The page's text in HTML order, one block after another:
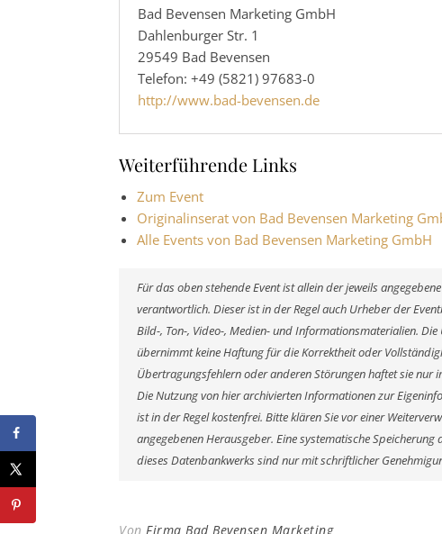
Bad Bevensen Marketing GmbH
Dahlenburger Str. 1
29549 Bad Bevensen
Telefon: +49 (5821) 97683-0
http://www.bad-bevensen.de
Weiterführende Links
Zum Event
Originalinserat von Bad Bevensen Marketing
Alle Events von Bad Bevensen Marketing GmbH
Für das oben stehende Event ist allein der jeweils
verantwortlich. Dieser ist in der Regel auch Urheber der
Bild-, Ton-, Video-, Medien- und Informationsmaterialien.
übernimmt keine Haftung für die Korrektheit oder
Übertragungsfehlern oder anderen Störungen haftet sie nur
Die Nutzung von hier archivierten Informationen zur
ist in der Regel kostenfrei. Bitte klären Sie vor einer
angegebenen Herausgeber. Eine systematische
dieses Datenbankwerks sind nur mit schriftlicher
Von Firma Bad Bevensen Marketing